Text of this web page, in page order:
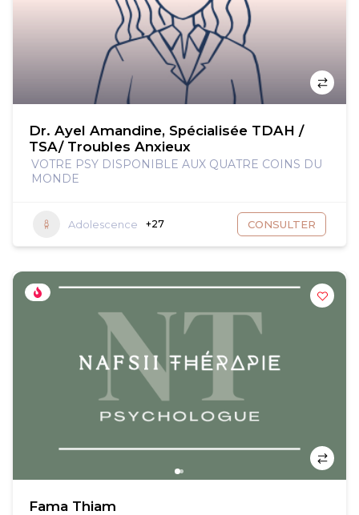
Dr. Ayel Amandine, Spécialisée TDAH /
TSA/ Troubles Anxieux
VOTRE PSY DISPONIBLE AUX QUATRE COINS DU
MONDE
Adolescence +27 CONSULTER
Fama Thiam